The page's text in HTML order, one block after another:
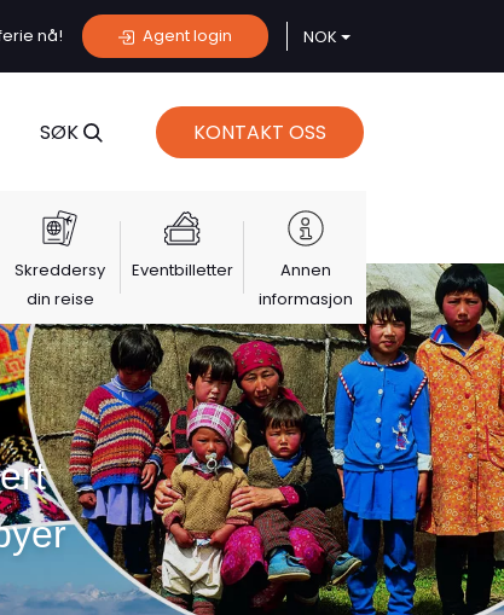
nå! Agent login NOK
SØK KONTAKT OSS
Skreddersy
din reise
Eventbilletter
Annen
informasjon